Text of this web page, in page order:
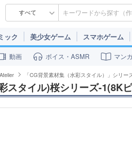
すべて
ック 美少女ゲーム スマホゲーム
動画 ボイス・ASMR マン
「CG背景素材集（水彩スタイル）」シリー
スタイル)桜シリーズ-1(8K